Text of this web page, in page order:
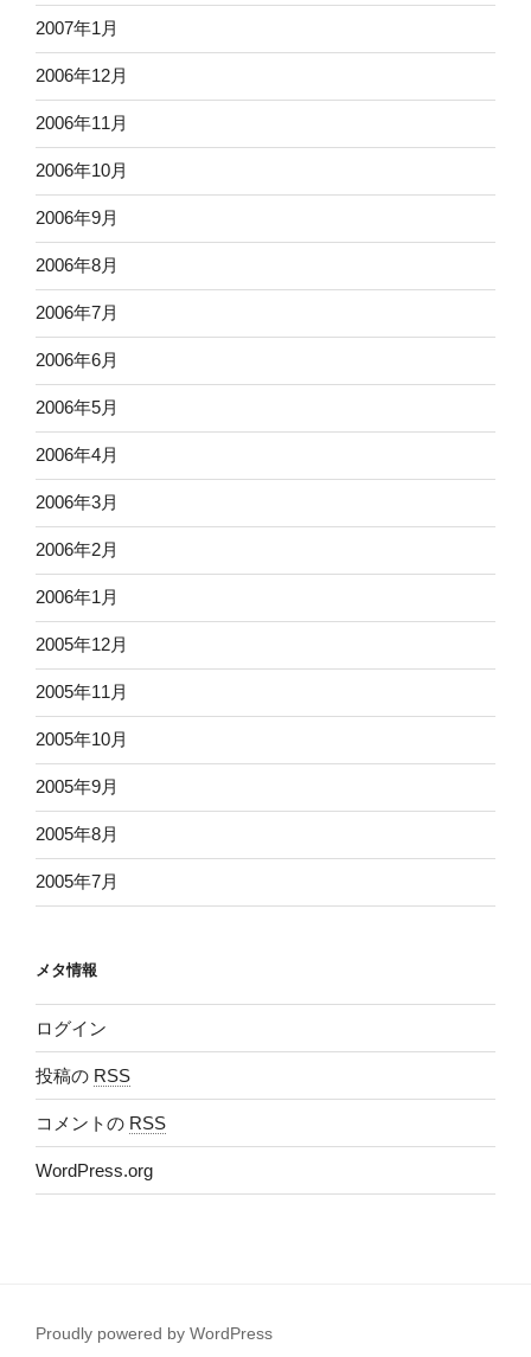
2007年1月
2006年12月
2006年11月
2006年10月
2006年9月
2006年8月
2006年7月
2006年6月
2006年5月
2006年4月
2006年3月
2006年2月
2006年1月
2005年12月
2005年11月
2005年10月
2005年9月
2005年8月
2005年7月
メタ情報
ログイン
投稿の RSS
コメントの RSS
WordPress.org
Proudly powered by WordPress